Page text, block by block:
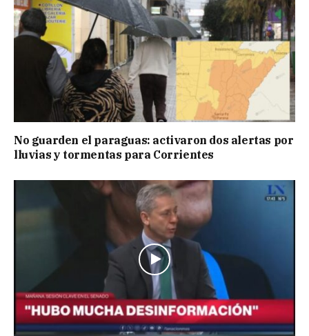
No guarden el paraguas: activaron dos alertas por
lluvias y tormentas para Corrientes